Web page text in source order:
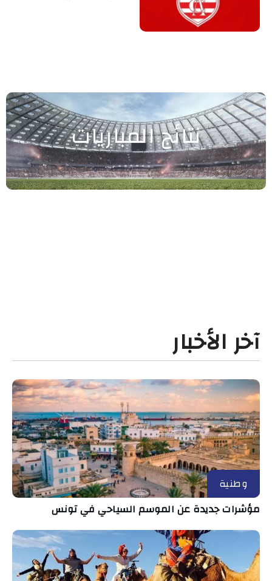
نتائج المباريات
آخر الأخبار
وطنية
مؤشرات جديدة عن الموسم السياحي في تونس